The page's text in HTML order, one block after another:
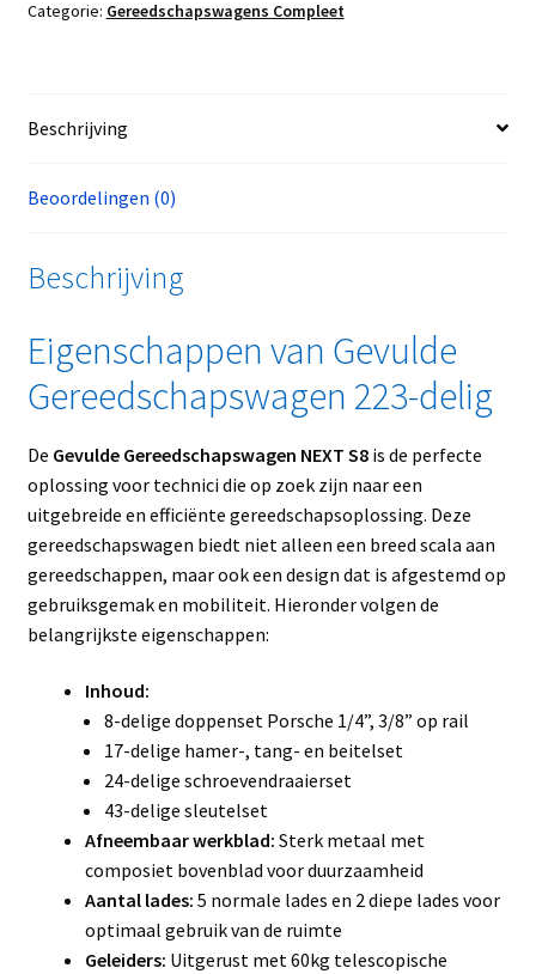
Categorie: Gereedschapswagens Compleet
Beschrijving
Beoordelingen (0)
Beschrijving
Eigenschappen van Gevulde
Gereedschapswagen 223-delig
De Gevulde Gereedschapswagen NEXT S8is de perfecte
oplossing voor technici die op zoek zijn naar een
uitgebreide en efficiënte gereedschapsoplossing. Deze
gereedschapswagen biedt niet alleen een breed scala aan
gereedschappen, maar ook een design dat is afgestemd op
gebruiksgemak en mobiliteit. Hieronder volgen de
belangrijkste eigenschappen:
Inhoud:
8-delige doppenset Porsche 1/4”, 3/8” op rail
17-delige hamer-, tang- en beitelset
24-delige schroevendraaierset
43-delige sleutelset
Afneembaar werkblad: Sterk metaal met
composiet bovenblad voor duurzaamheid
Aantal lades: 5 normale lades en 2 diepe lades voor
optimaal gebruik van de ruimte
Geleiders: Uitgerust met 60kg telescopische